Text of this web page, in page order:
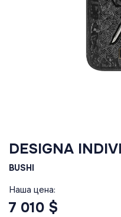
DESIGNA
BUSHI
Наша цена:
7 010 $